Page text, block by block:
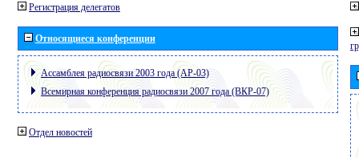
Регистрация делегатов
Относящиеся конференции
Ассамблея радиосвязи 2003 года (АР-03)
Всемирная конференция радиосвязи 2007 года (ВКР-07)
Отдел новостей